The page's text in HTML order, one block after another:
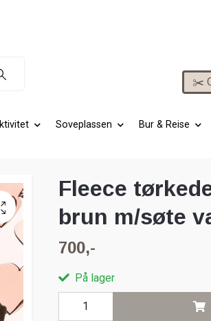
✂️
Soveplassen Bur & Reise
Fleece
brun m/søte
700,-
På lager